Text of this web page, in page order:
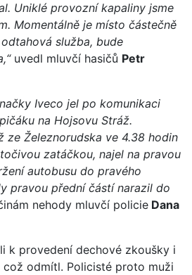
Uniklé provozní kapaliny jsme
Momentálně je místo částečně
služba, bude
uvedl mluvčí hasičů Petr
Iveco jel po komunikaci
na Hojsovu Stráž.
ze Železnorudska ve 4.38 hodin
zatáčkou, najel na pravou
autobusu do pravého
pravou přední částí narazil do
nehody mluvčí policie Dana
k provedení dechové zkoušky i
což odmítl. Policisté proto muži